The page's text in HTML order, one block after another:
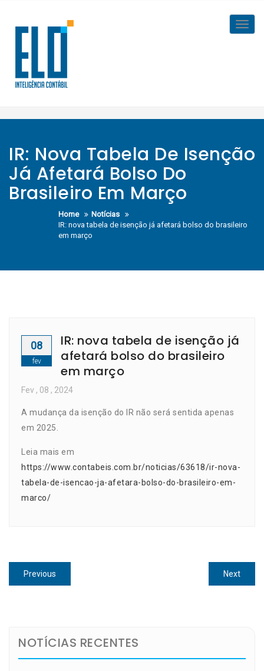
content
IR: Nova Tabela De Isenção
Já Afetará Bolso Do
Brasileiro Em Março
Home
Notícias
IR: nova tabela de isenção já afetará bolso do brasileiro
em março
08
fev
IR: nova tabela de isenção já
afetará bolso do brasileiro
em março
Fev , 08 , 2024
A mudança da isenção do IR não será sentida apenas
em 2025.
Leia mais em
https://www.contabeis.com.br/noticias/63618/ir-nova-
tabela-de-isencao-ja-afetara-bolso-do-brasileiro-em-
marco/
Navegação
de
Previous
post:
NextNext
post:
NOTÍCIAS RECENTES